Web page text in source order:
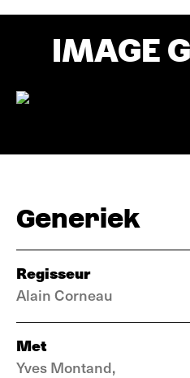
IMAGE
Generiek
Regisseur
Alain Corneau
Met
Yves Montand,